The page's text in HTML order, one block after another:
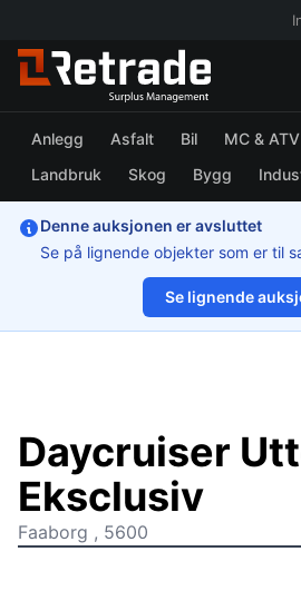
Anlegg Asfalt Bil MC & ATV
Landbruk
Skog Bygg
Denne auksjonen er avsluttet
Se på lignende objekter som er til
Se lignende
Daycruiser
Eksclusiv
Faaborg , 5600